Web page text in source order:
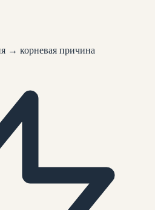
→ корневая причина